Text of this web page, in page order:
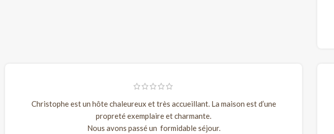
Christophe est un hôte chaleureux et très accueillant. La maison est d’une
propreté exemplaire et charmante.
Nous avons passé un formidable séjour.